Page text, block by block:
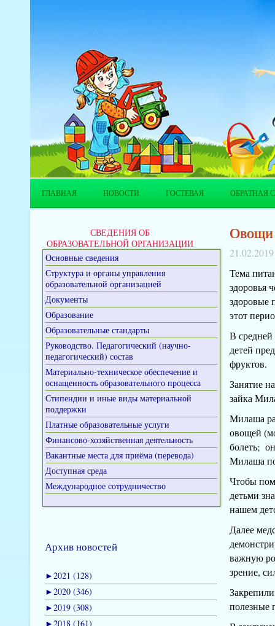
ГЛАВНАЯ НОВОСТИ ГОСТЕВАЯ ОБРАТНАЯ
СВЕДЕНИЯ ОБ
ОБРАЗОВАТЕЛЬНОЙ ОРГАНИЗАЦИИ
Основные сведения
Структура и органы управления
образовательной организацией
Документы
Образование
Образовательные стандарты
Руководство. Педагогический (научно-
педагогический) состав
Материально-техническое обеспечение и
оснащенность образовательного процесса
Стипендии и иные виды материальной
поддержки
Платные образовательные услуги
Финансово-хозяйственная деятельность
Вакантные места для приёма (перевода)
Доступная среда
Международное сотрудничество
Архив новостей
►2021 (128)
►2020 (346)
►2019 (308)
►2018 (161)
Овощи
21.02.2019
Тема
здоровья
здоровые
этот
В
детей
фруктов.
Занятие
зайка
Милаша
овощей
болеть;
Милаша
Чтобы
детьми
нашем
Далее
важную
зрение,
полезные